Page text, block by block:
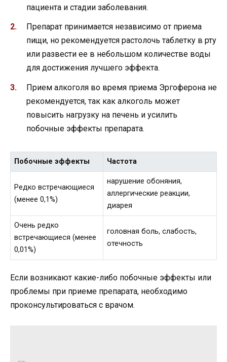
пациента и стадии заболевания.
Препарат принимается независимо от приема
пищи, но рекомендуется растолочь таблетку в рту
или развести ее в небольшом количестве воды
для достижения лучшего эффекта.
Прием алкоголя во время приема Эргоферона не
рекомендуется, так как алкоголь может
повысить нагрузку на печень и усилить
побочные эффекты препарата.
Побочные эффекты Частота
Редко встречающиеся
(менее 0,1%)
нарушение обоняния,
аллергические реакции,
диарея
Очень редко
встречающиеся (менее
0,01%)
головная боль, слабость,
отечность
Если возникают какие-либо побочные эффекты или
проблемы при приеме препарата, необходимо
проконсультироваться с врачом.